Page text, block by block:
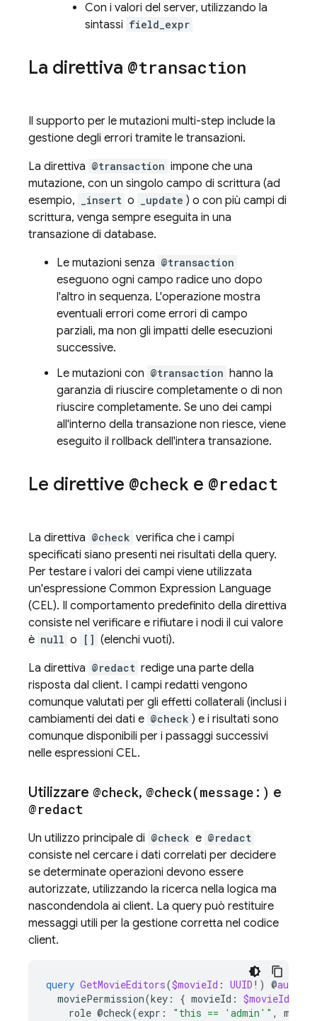
Con i valori del server, utilizzando la
sintassi field_expr
La direttiva @transaction
Il supporto per le mutazioni multi-step include la
gestione degli errori tramite le transazioni.
La direttiva @transaction impone che una
mutazione, con un singolo campo di scrittura (ad
esempio,
_insert o _update ) o con più campi di
scrittura, venga sempre eseguita in una
transazione di database.
Le mutazioni senza @transaction
eseguono ogni campo radice uno dopo
l'altro in sequenza. L'operazione mostra
eventuali errori come errori di campo
parziali, ma non gli impatti delle esecuzioni
successive.
Le mutazioni con @transaction hanno la
garanzia di riuscire completamente o di non
riuscire completamente. Se uno dei campi
all'interno della transazione non riesce, viene
eseguito il rollback dell'intera transazione.
Le direttive @check e @redact
La direttiva @check verifica che i campi
specificati siano presenti nei risultati della query.
Per testare i valori dei campi viene utilizzata
un'espressione Common Expression Language
(CEL). Il comportamento predefinito della direttiva
consiste nel verificare e rifiutare i nodi il cui valore
è null o [] (elenchi vuoti).
La direttiva @redact redige una parte della
risposta dal client. I campi redatti vengono
comunque valutati per gli effetti collaterali (inclusi i
cambiamenti dei dati e @check ) e i risultati sono
comunque disponibili per i passaggi successivi
nelle espressioni CEL.
Utilizzare @check, @check(message:) e
@redact
Un utilizzo principale di @check e @redact
consiste nel cercare i dati correlati per decidere
se determinate operazioni devono essere
autorizzate, utilizzando la ricerca nella logica ma
nascondendola ai client. La query può restituire
messaggi utili per la gestione corretta nel codice
client.
query GetMovieEditors($movieId : UUID !) @auth
moviePermission(key : { movieId : $movieId
role @check(expr : "this == 'admin'" ,